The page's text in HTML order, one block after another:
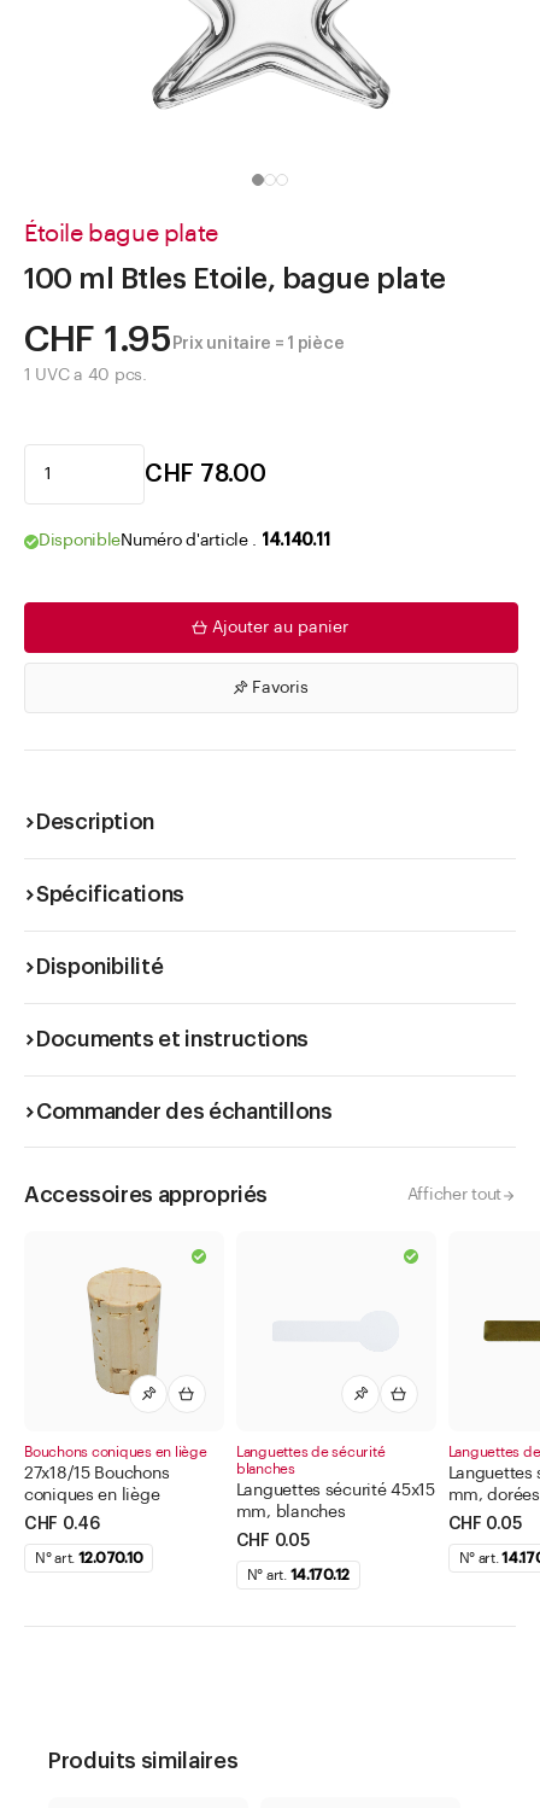
Étoile bague plate
100 ml Btles Etoile, bague plate
CHF 1.95 Prix unitaire = 1 pièce
1 UVC a 40 pcs.
CHF 78.00
DisponibleNuméro d'article . 14.140.11
Ajouter au panier
Favoris
Description
Spécifications
Disponibilité
Documents et instructions
Commander des échantillons
Accessoires appropriés Afficher tout
Bouchons coniques en liège
27x18/15 Bouchons
coniques en liège
CHF 0.46
N° art. 12.070.10
Languettes de sécurité
blanches
Languettes sécurité 45x15
mm, blanches
CHF 0.05
N° art. 14.170.12
Languettes
mm, dorées
CHF 0.05
N° art.
Produits similaires